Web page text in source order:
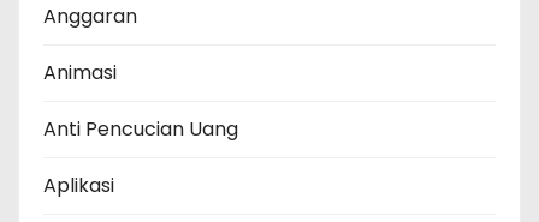
Anggaran
Animasi
Anti Pencucian Uang
Aplikasi